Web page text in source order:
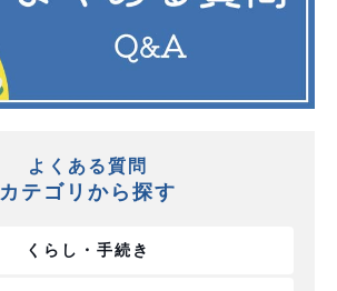
よくある質問
カテゴリから探す
くらし・手続き